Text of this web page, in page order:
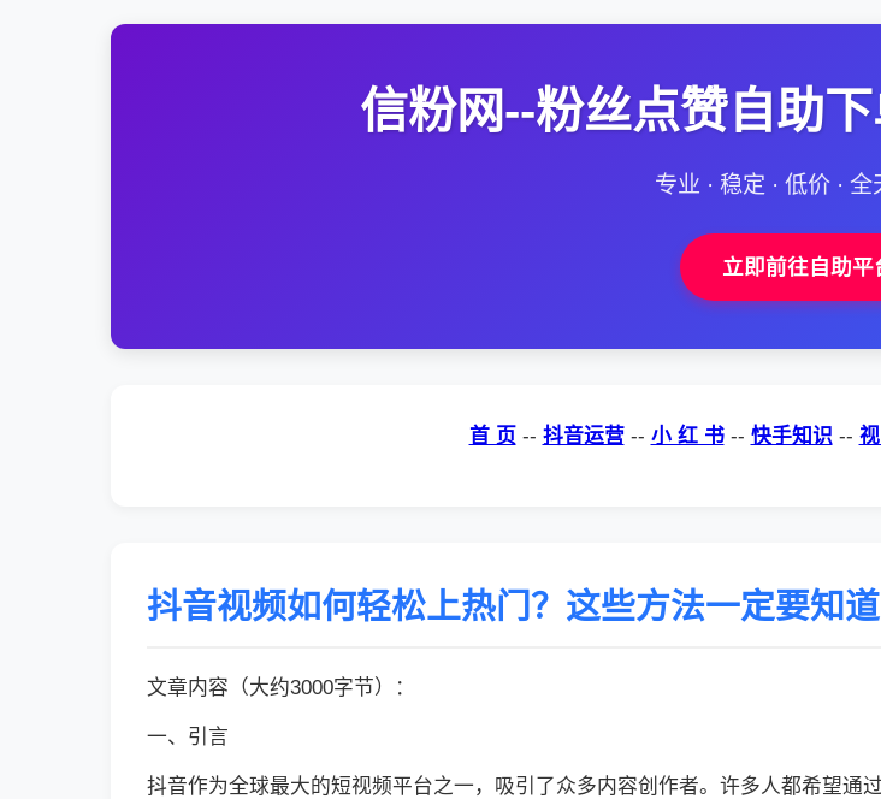
信粉网--粉丝点赞自助
专业 · 稳定 · 低价 ·
立即前往自助平
首 页 -- 抖音运营 -- 小 红 书 -- 快手知识 --
抖音视频如何轻松上热门？这些方法一定要知道
文章内容（大约3000字节）：
一、引言
抖音作为全球最大的短视频平台之一，吸引了众多内容创作者。许多人都希望通